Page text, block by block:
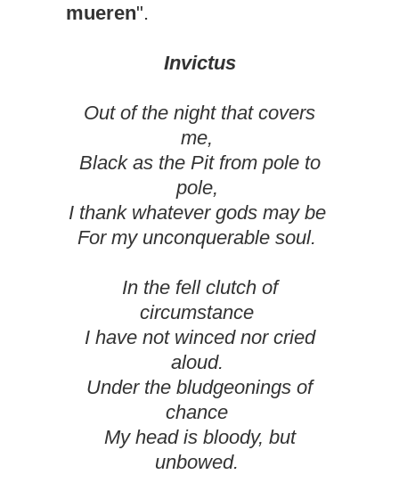
mueren".
Invictus
Out of the night that covers
me,
Black as the Pit from pole to
pole,
I thank whatever gods may be
For my unconquerable soul.
In the fell clutch of
circumstance
I have not winced nor cried
aloud.
Under the bludgeonings of
chance
My head is bloody, but
unbowed.